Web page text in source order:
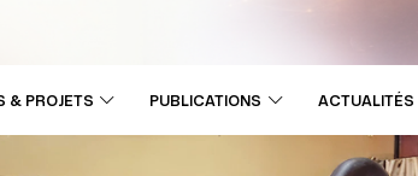
& PROJETS PUBLICATIONS ACTUALITÉS